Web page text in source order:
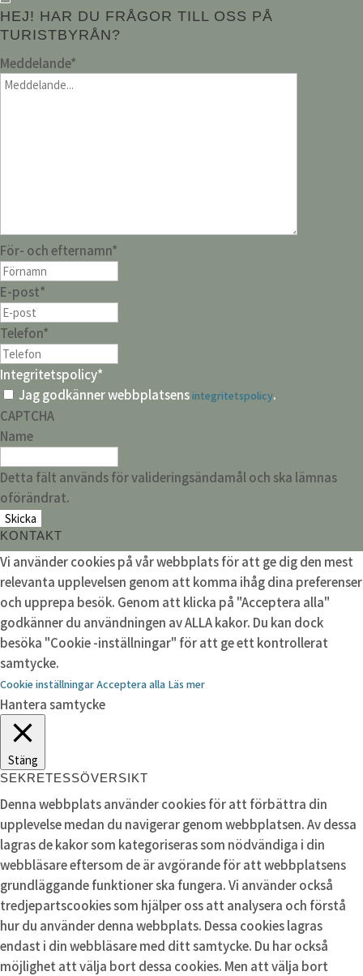
HEJ! HAR DU FRÅGOR TILL OSS PÅ
TURISTBYRÅN?
Meddelande*
För- och efternamn*
E-post*
Telefon*
Integritetspolicy*
Jag godkänner webbplatsensintegritetspolicy.
CAPTCHA
Name
Detta fält används för valideringsändamål och ska lämnas
oförändrat.
KONTAKT
Vi använder cookies på vår webbplats för att ge dig den mest
relevanta upplevelsen genom att komma ihåg dina preferenser
och upprepa besök. Genom att klicka på "Acceptera alla"
godkänner du användningen av ALLA kakor. Du kan dock
besöka "Cookie -inställningar" för att ge ett kontrollerat
samtycke.
Cookie inställningarAcceptera alla Läs mer
Hantera samtycke
Stäng
SEKRETESSÖVERSIKT
Denna webbplats använder cookies för att förbättra din
upplevelse medan du navigerar genom webbplatsen. Av dessa
lagras de kakor som kategoriseras som nödvändiga i din
webbläsare eftersom de är avgörande för att webbplatsens
grundläggande funktioner ska fungera. Vi använder också
tredjepartscookies som hjälper oss att analysera och förstå
hur du använder denna webbplats. Dessa cookies lagras
endast i din webbläsare med ditt samtycke. Du har också
möjlighet att välja bort dessa cookies. Men att välja bort